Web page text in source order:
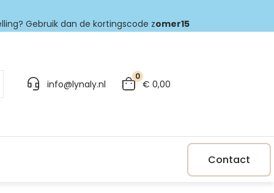
Gebruik dan de kortingscode zomer15
info@lynaly.nl
0
€ 0,00
Contact